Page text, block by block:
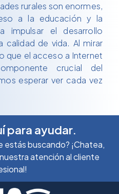
rurales son enormes,
a la educación y la
impulsar el desarrollo
calidad de vida. Al mirar
que el acceso a Internet
crucial del
esperar ver cada vez
para ayudar.
estás buscando? ¡Chatea,
atención al cliente